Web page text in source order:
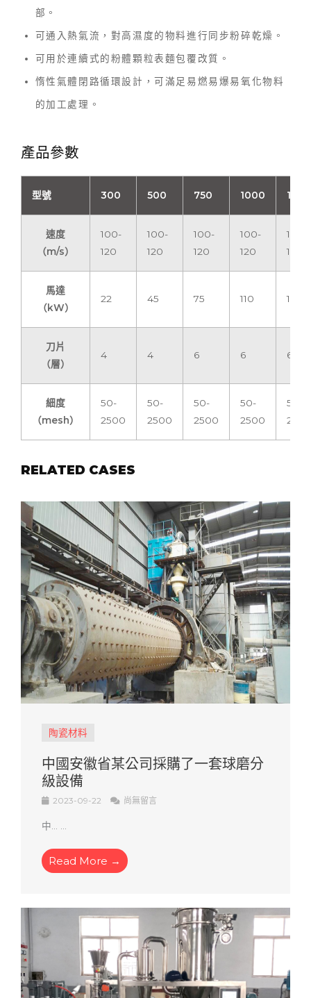
部。
可通入熱氣流，對高濕度的物料進行同步粉碎乾燥。
可用於連續式的粉體顆粒表麵包覆改質。
惰性氣體閉路循環設計，可滿足易燃易爆易氧化物料
的加工處理。
產品參數
型號 300 500 750 1000 1250
速度
（m/s）
100-
120
100-
120
100-
120
100-
120
100-
120
馬達
（kW）
22 45 75 110 160
刀片
（層）
4 4 6 6 6
細度
（mesh）
50-
2500
50-
2500
50-
2500
50-
2500
50-
2500
RELATED CASES
陶瓷材料
中國安徽省某公司採購了一套球磨分
級設備
2023-09-22 尚無留言
中... ...
Read More →